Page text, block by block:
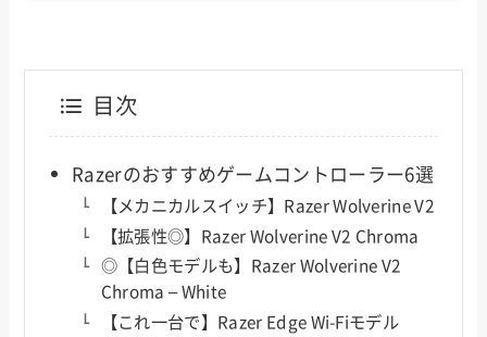
目次
Razerのおすすめゲームコントローラー6選
【メカニカルスイッチ】Razer Wolverine V2
【拡張性◎】Razer Wolverine V2 Chroma
◎【白色モデルも】Razer Wolverine V2
Chroma – White
【これ一台で】Razer Edge Wi-Fiモデル